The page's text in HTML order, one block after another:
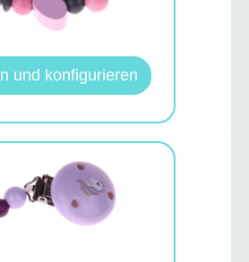
und konfigurieren